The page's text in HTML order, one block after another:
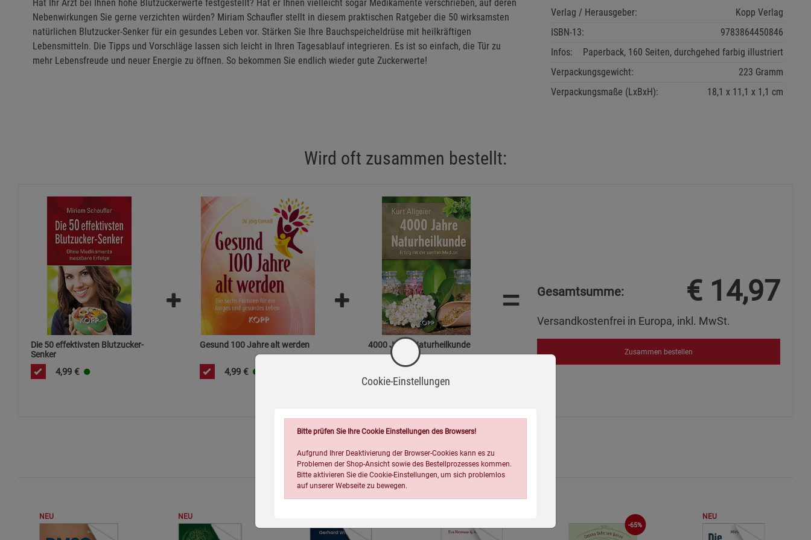
Hat Ihr Arzt bei Ihnen hohe Blutzuckerwerte festgestellt? Hat er Ihnen vielleicht sogar Medikamente verschrieben, auf deren
Nebenwirkungen Sie gerne verzichten würden? Miriam Schaufler stellt in diesem praktischen Ratgeber die 50 wirksamsten
natürlichen Blutzucker-Senker für ein gesundes Leben vor. Stärken Sie Ihre Bauchspeicheldrüse mit heilkräftigen
Lebensmitteln. Die Tipps und Vorschläge lassen sich leicht in Ihren Tagesablauf integrieren. Es ist so einfach, die Tür zu
mehr Lebensfreude und neuer Energie zu öffnen. So bekommen Sie endlich wieder gute Zuckerwerte!
Verlag / Herausgeber:
Kopp Verlag
ISBN-13:
9783864450846
Infos:
Paperback, 160 Seiten, durchgehed farbig illustriert
Verpackungsgewicht:
223 Gramm
Verpackungsmaße (LxBxH):
18,1 11,1 1,1 cm
Wird oft zusammen bestellt:
Die 50 effektivsten Blutzucker-
Senker
4,99 €
Gesund 100 Jahre alt werden
4,99 €
4000 Jahre Naturheilkunde
= Gesamtsumme: € 14,97
Versandkostenfrei in Europa, inkl. MwSt.
Zusammen bestellen
Topseller der Kategorie
NEU NEU
-65%
NEU
Cookie-Einstellungen
Bitte prüfen Sie Ihre Cookie Einstellungen des Browsers!
Aufgrund Ihrer Deaktivierung der Browser-Cookies kann es zu
Problemen der Shop-Ansicht sowie des Bestellprozesses kommen.
Bitte aktivieren Sie die Cookie-Einstellungen, um sich problemlos
auf unserer Webseite zu bewegen.